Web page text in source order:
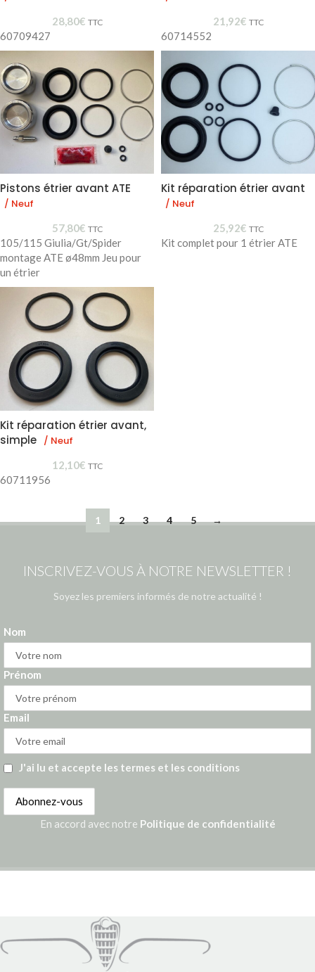
28,80€ TTC
60709427
21,92€ TTC
60714552
Pistons étrier avant ATE
/ Neuf
57,80€ TTC
105/115 Giulia/Gt/Spider
montage ATE ø48mm Jeu pour
un étrier
Kit réparation étrier avant
/ Neuf
25,92€ TTC
Kit complet pour 1 étrier ATE
Kit réparation étrier avant,
simple / Neuf
12,10€ TTC
60711956
1 2 3 4 5 →
INSCRIVEZ-VOUS À NOTRE NEWSLETTER !
Soyez les premiers informés de notre actualité !
Nom
Prénom
Email
J'ai lu et accepte les termes et les conditions
En accord avec notre Politique de confidentialité